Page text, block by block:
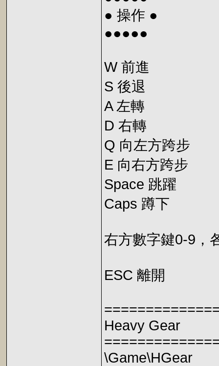
● 操作 ●
●●●●●
W 前進
S 後退
A 左轉
D 右轉
Q 向左方跨步
E 向右方跨步
Space 跳躍
Caps 蹲下
右方數字鍵0-9，
ESC 離開
Heavy Gear
\Game\HGear